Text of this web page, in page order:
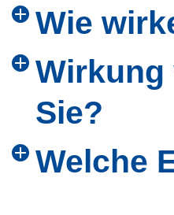
Wie
Wirkung
Sie?
Welche